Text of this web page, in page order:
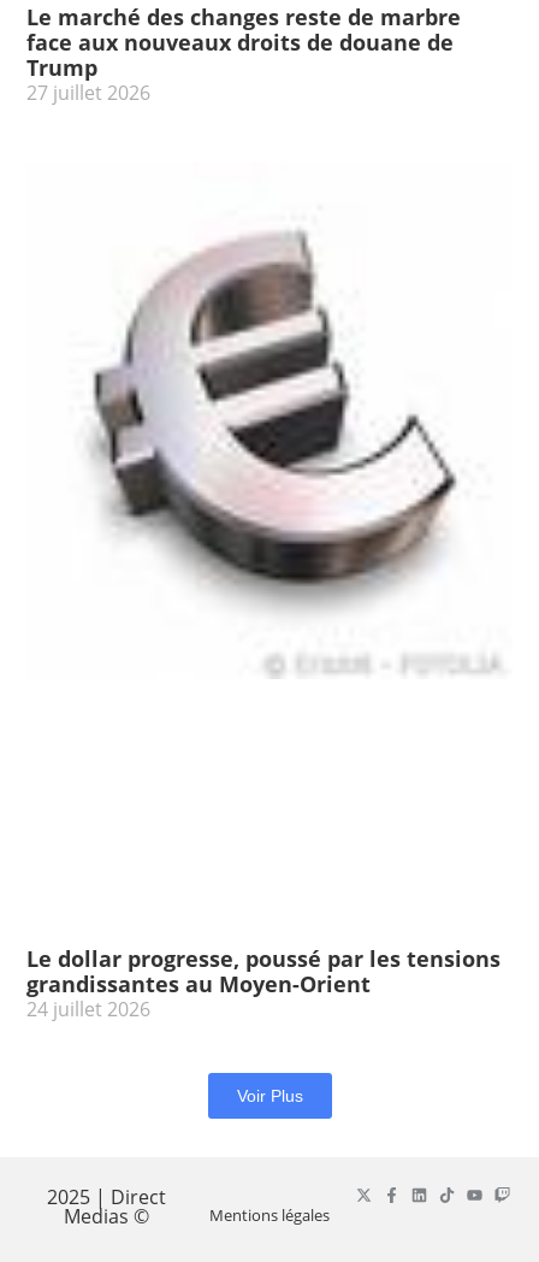
Le marché des changes reste de marbre
face aux nouveaux droits de douane de
Trump
27 juillet 2026
Le dollar progresse, poussé par les tensions
grandissantes au Moyen-Orient
24 juillet 2026
Voir Plus
2025 | Direct
Medias © Mentions légales